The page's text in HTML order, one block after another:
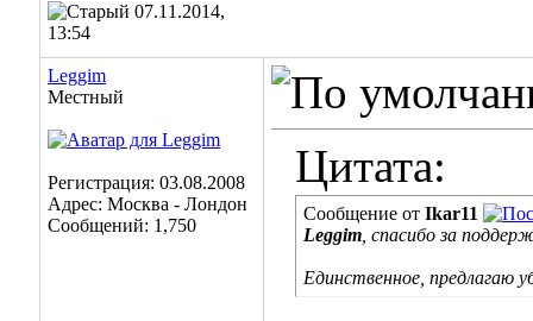
07.11.2014,
13:54
Leggim
Местный
Регистрация: 03.08.2008
Адрес: Москва - Лондон
Сообщений: 1,750
Цитата:
Сообщение от Ikar11
Leggim , спасибо за
Единственное, предлагаю